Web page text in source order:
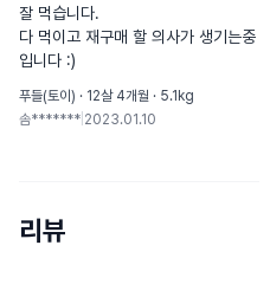
잘 먹습니다.
다 먹이고 재구매 할 의사가 생기는중
입니다 :)
푸들(토이) · 12살 4개월 · 5.1kg
솜******* 2023.01.10
리뷰